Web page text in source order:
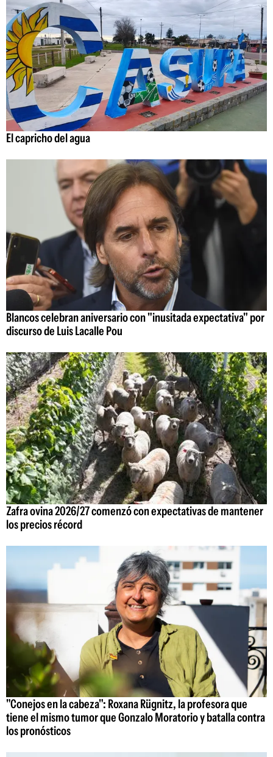
El capricho del agua
Blancos celebran aniversario con "inusitada expectativa" por
discurso de Luis Lacalle Pou
Zafra ovina 2026/27 comenzó con expectativas de mantener
los precios récord
"Conejos en la cabeza": Roxana Rügnitz, la profesora que
tiene el mismo tumor que Gonzalo Moratorio y batalla contra
los pronósticos